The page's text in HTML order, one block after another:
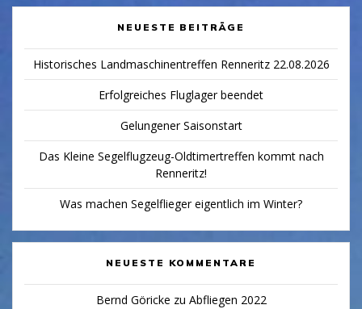
NEUESTE BEITRÄGE
Historisches Landmaschinentreffen Renneritz 22.08.2026
Erfolgreiches Fluglager beendet
Gelungener Saisonstart
Das Kleine Segelflugzeug-Oldtimertreffen kommt nach
Renneritz!
Was machen Segelflieger eigentlich im Winter?
NEUESTE KOMMENTARE
Bernd Göricke zu Abfliegen 2022